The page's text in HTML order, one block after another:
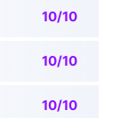
10/10
10/10
10/10